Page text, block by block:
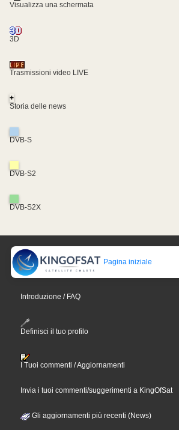
Visualizza una schermata
3D
Trasmissioni video LIVE
+
Storia delle news
DVB-S
DVB-S2
DVB-S2X
Pagina iniziale
Introduzione / FAQ
Definisci il tuo profilo
I Tuoi commenti / Aggiornamenti
Invia i tuoi commenti/suggerimenti a KingOfSat
Gli aggiornamenti più recenti (News)